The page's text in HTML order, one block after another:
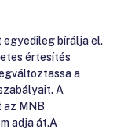
egyedileg bírálja el.
értesítés
a
A
MNB
adja át.A